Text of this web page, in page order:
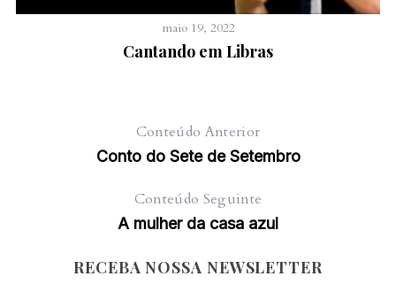
maio 19, 2022
Cantando em Libras
Conteúdo Anterior
Conto do Sete de Setembro
Conteúdo Seguinte
A mulher da casa azul
RECEBA NOSSA NEWSLETTER